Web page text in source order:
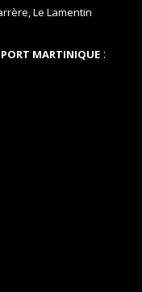
Le Lamentin
MARTINIQUE: